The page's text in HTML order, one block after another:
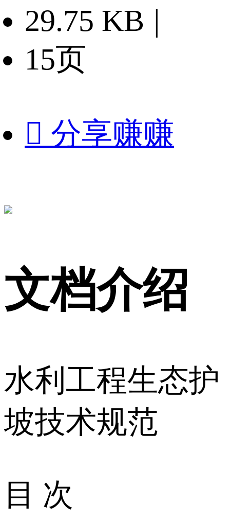
29.75 KB |
15页
 分享赚赚
文档介绍
水利工程生态护
坡技术规范
目 次